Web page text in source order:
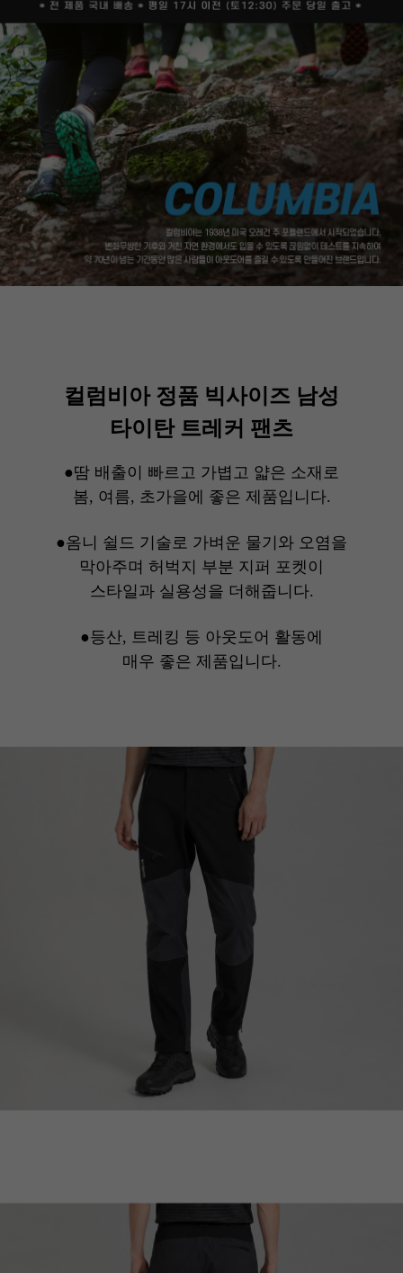
컬럼비아 정품 빅사이즈 남성
타이탄 트레커 팬츠
●땀 배출이 빠르고 가볍고 얇은 소재로
봄, 여름, 초가을에 좋은 제품입니다.
●옴니 쉴드 기술로 가벼운 물기와 오염을
막아주며 허벅지 부분 지퍼 포켓이
스타일과 실용성을 더해줍니다.
●등산, 트레킹 등 아웃도어 활동에
매우 좋은 제품입니다.